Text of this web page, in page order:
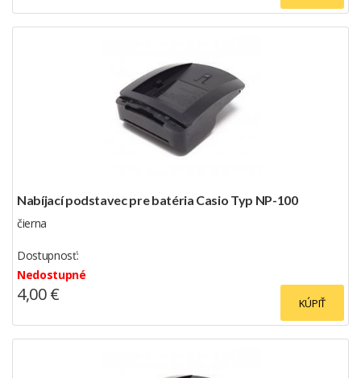
Nabíjací podstavec pre batéria Casio Typ NP-100
čierna
Dostupnosť:
Nedostupné
KÚPIŤ
4,00 €